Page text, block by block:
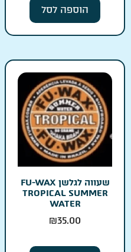
הוספה לסל
שעווה לגלשן FU-WAX
TROPICAL SUMMER
WATER
₪35.00